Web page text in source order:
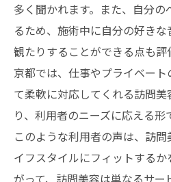
多く聞かれます。また、自分
るため、施術中に自分の好き
観たりすることができる点も
京都では、仕事やプライベー
て柔軟に対応してくれる訪問
り、利用者のニーズに応える形
このような利用者の声は、訪
イフスタイルにフィットする
がって、訪問美容は単なるサ